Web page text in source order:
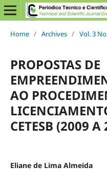
Home / Archives / Vol. 3
PROPOSTAS DE
AO
CETESB (2009 A
Eliane de Lima Almeida